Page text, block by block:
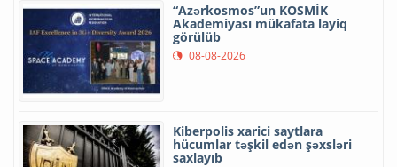
“Azərkosmos”un KOSMİK
Akademiyası mükafata layiq
görülüb
08-08-2026
Kiberpolis xarici saytlara
hücumlar təşkil edən şəxsləri
saxlayıb